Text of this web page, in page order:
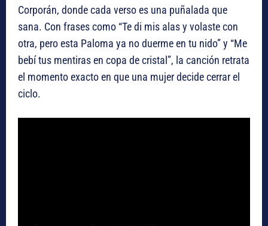
Corporán, donde cada verso es una puñalada que
sana. Con frases como “Te di mis alas y volaste con
otra, pero esta Paloma ya no duerme en tu nido” y “Me
bebí tus mentiras en copa de cristal”, la canción retrata
el momento exacto en que una mujer decide cerrar el
ciclo.